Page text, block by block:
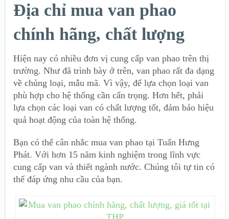
Địa chỉ mua van phao
chính hãng, chất lượng
Hiện nay có nhiều đơn vị cung cấp van phao trên thị
trường. Như đã trình bày ở trên, van phao rất đa dạng
về chủng loại, mẫu mã. Vì vậy, để lựa chọn loại van
phù hợp cho hệ thống cần cẩn trọng. Hơn hết, phải
lựa chọn các loại van có chất lượng tốt, đảm bảo hiệu
quả hoạt động của toàn hệ thống.
Bạn có thể cân nhắc mua van phao tại Tuấn Hưng
Phát. Với hơn 15 năm kinh nghiệm trong lĩnh vực
cung cấp van và thiết ngành nước. Chúng tôi tự tin có
thể đáp ứng nhu cầu của bạn.